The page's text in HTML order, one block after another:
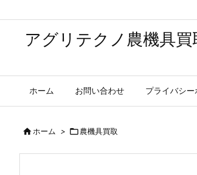
アグリテクノ農機具買
ホーム お問い合わせ プライバシー
ホーム > 農機具買取